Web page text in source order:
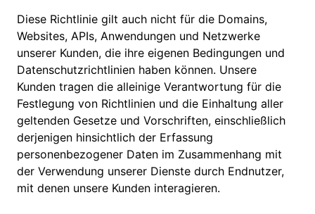
Diese Richtlinie gilt auch nicht für die Domains,
Websites, APIs, Anwendungen und Netzwerke
unserer Kunden, die ihre eigenen Bedingungen und
Datenschutzrichtlinien haben können. Unsere
Kunden tragen die alleinige Verantwortung für die
Festlegung von Richtlinien und die Einhaltung aller
geltenden Gesetze und Vorschriften, einschließlich
derjenigen hinsichtlich der Erfassung
personenbezogener Daten im Zusammenhang mit
der Verwendung unserer Dienste durch Endnutzer,
mit denen unsere Kunden interagieren.